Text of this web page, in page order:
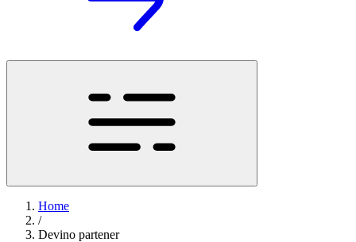
Home
/
Devino partener